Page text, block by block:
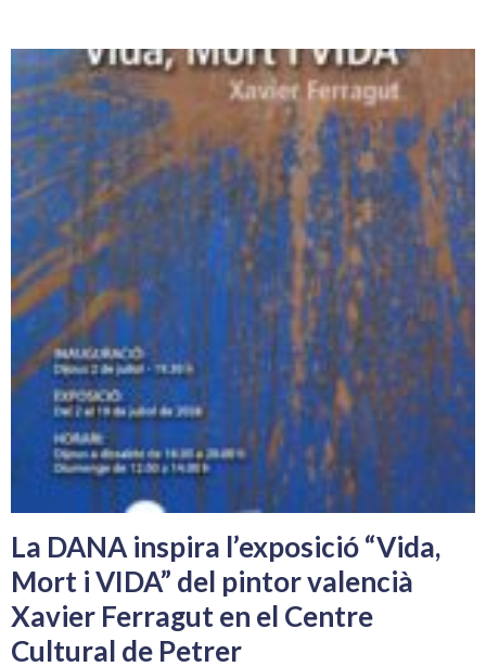
La DANA inspira l’exposició “Vida,
Mort i VIDA” del pintor valencià
Xavier Ferragut en el Centre
Cultural de Petrer